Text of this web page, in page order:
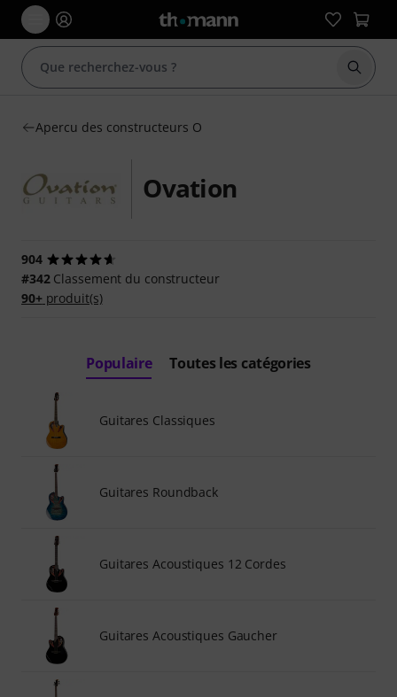
Apercu des constructeurs O
Ovation
904
#342Classement du constructeur
90+produit(s)
Populaire Toutes les catégories
Guitares Classiques
Guitares Roundback
Guitares Acoustiques 12 Cordes
Guitares Acoustiques Gaucher